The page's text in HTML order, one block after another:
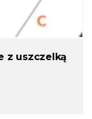
z uszczelką